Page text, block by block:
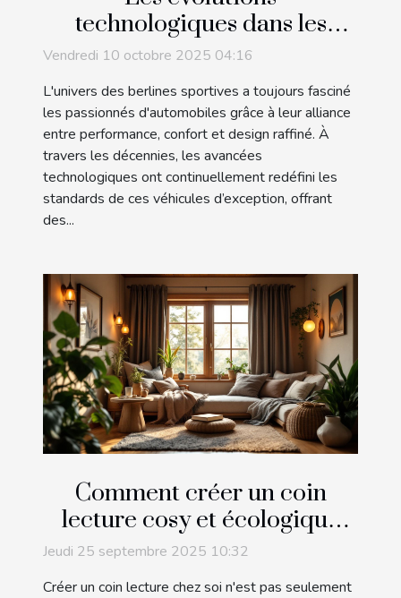
technologiques dans les
berlines sportives au fil des
décennies
Vendredi 10 octobre 2025 04:16
L'univers des berlines sportives a toujours fasciné
les passionnés d'automobiles grâce à leur alliance
entre performance, confort et design raffiné. À
travers les décennies, les avancées
technologiques ont continuellement redéfini les
standards de ces véhicules d’exception, offrant
des...
Comment créer un coin
lecture cosy et écologique
chez soi ?
Jeudi 25 septembre 2025 10:32
Créer un coin lecture chez soi n'est pas seulement